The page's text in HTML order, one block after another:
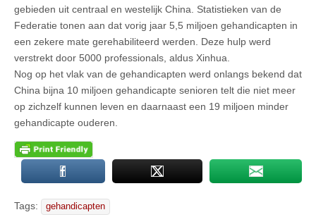
gebieden uit centraal en westelijk China. Statistieken van de
Federatie tonen aan dat vorig jaar 5,5 miljoen gehandicapten in
een zekere mate gerehabiliteerd werden. Deze hulp werd
verstrekt door 5000 professionals, aldus Xinhua.
Nog op het vlak van de gehandicapten werd onlangs bekend dat
China bijna 10 miljoen gehandicapte senioren telt die niet meer
op zichzelf kunnen leven en daarnaast een 19 miljoen minder
gehandicapte ouderen.
Tags: gehandicapten